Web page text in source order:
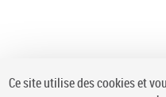
Ce site utilise des cookies et